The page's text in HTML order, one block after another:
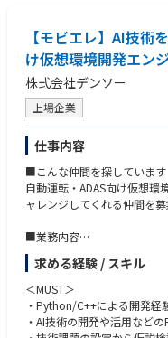
◆業界動向と自社事業の特徴
半導体製造工程では、シリ
工程に加え、ウェハを3次元
られています。後工程では
nm精度で位置合わせをして
た、光回路を集積化したシ
ライメントが必要とされて
精度なモーション制御技術
レイ製造を含む多様な分野
するモーション制御の実績
度化が求められる半導体プ
リズムに加えて、メカ機構
限に引き出す事が重要にな
ています。
メントを支援し、ITに関わ
ローバルファンクションや
ターし指導する
・ITガバナンスに精通した方
・新しい組織でメンバーを育
【モビエレ】AI技術
け仮想環境開発エン
株式会社デンソー
上場企業
仕事内容
■こんな仲間を探しています
自動運転・ADAS向け仮想環
ャレンジしてくれる仲間を募
■業務内容
仮想環境（CG/物理シミュレ
ニューラルレンダリングやAI
実車評価との整合性検証、シ
【業務のやりがい】
✓ 最先端のAI・CG技術を業
求める経験 / スキル
＜MUST＞
・Python/C++による開発経
・AI技術の開発や活用など